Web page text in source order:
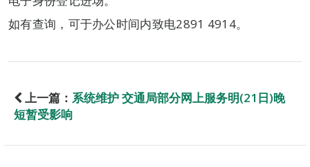
如有查询，可于办公时间内致电2891 4914。
上一篇： 系统维护 交通局部分网上服务明(21日)晚
短暂受影响